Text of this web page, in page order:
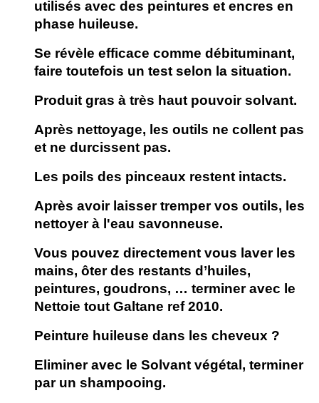
utilisés avec des peintures et encres en
phase huileuse.
Se révèle efficace comme débituminant,
faire toutefois un test selon la situation.
Produit gras à très haut pouvoir solvant.
Après nettoyage, les outils ne collent pas
et ne durcissent pas.
Les poils des pinceaux restent intacts.
Après avoir laisser tremper vos outils, les
nettoyer à l'eau savonneuse.
Vous pouvez directement vous laver les
mains, ôter des restants d’huiles,
peintures, goudrons, … terminer avec le
Nettoie tout Galtane ref 2010.
Peinture huileuse dans les cheveux ?
Eliminer avec le Solvant végétal, terminer
par un shampooing.